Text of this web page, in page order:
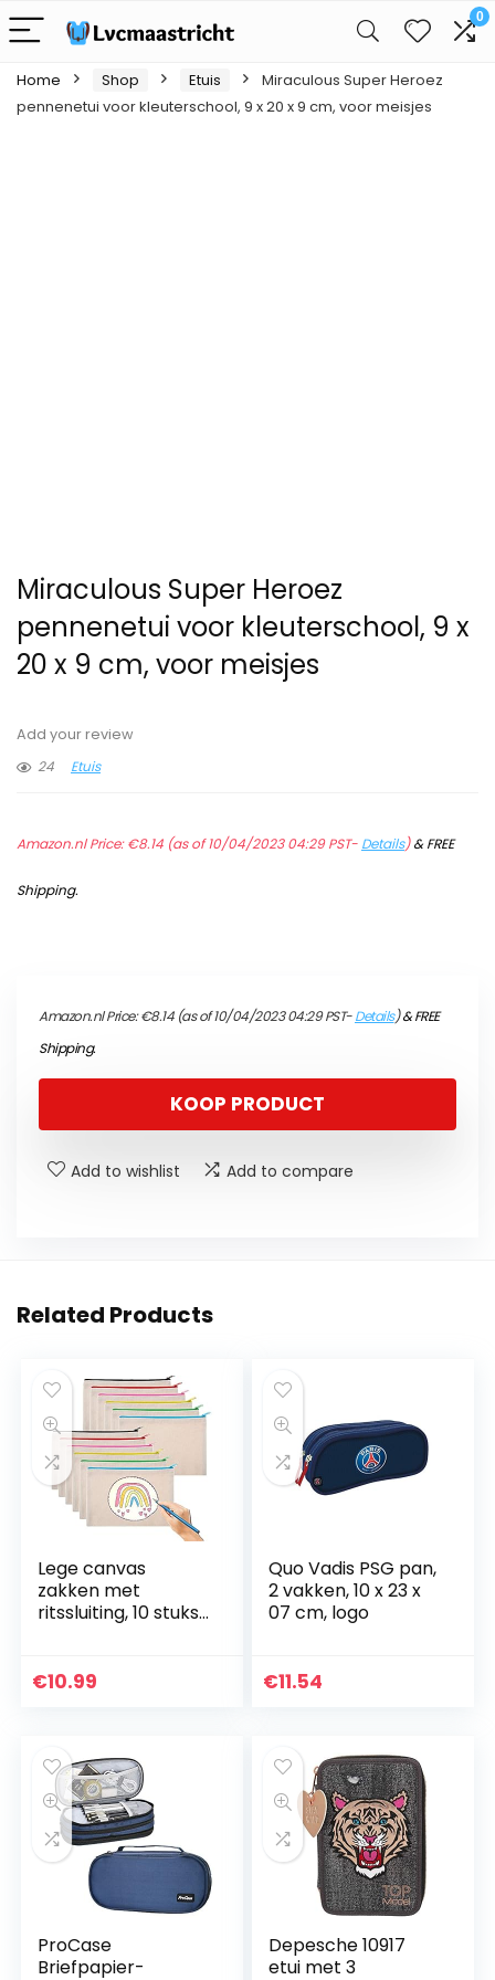
0
Home Shop Etuis
Miraculous Super Heroez
pennenetui voor kleuterschool, 9 x 20 x 9 cm, voor meisjes
Miraculous Super Heroez
pennenetui voor kleuterschool, 9 x
20 x 9 cm, voor meisjes
Add your review
24
Etuis
Amazon.nl Price:€8.14 (as of 10/04/2023 04:29 PST- Details)&FREE
Shipping.
Amazon.nl Price:€8.14(as of 10/04/2023 04:29 PST-Details)&FREE
Shipping.
KOOP PRODUCT
Add to wishlist Add to compare
Related Products
Lege canvas
zakken met
ritssluiting, 10 stuks
knutseltassen,
€10.99
Quo Vadis PSG pan,
2 vakken, 10 x 23 x
07 cm, logo
€11.54
ProCase
Briefpapier-
Depesche 10917
etui met 3